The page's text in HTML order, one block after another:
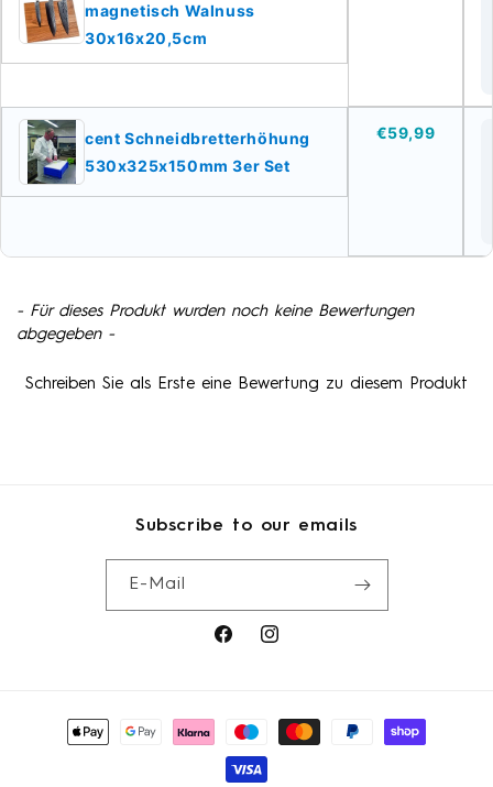
magnetisch Walnuss
30x16x20,5cm
cent Schneidbretterhöhung
530x325x150mm 3er Set
€59,99
- Für dieses Produkt wurden noch keine Bewertungen
abgegeben -
Schreiben Sie als Erste eine Bewertung zu diesem Produkt
New content loaded
Subscribe to our emails
E-Mail
FacebookInstagram
Zahlungsmethoden